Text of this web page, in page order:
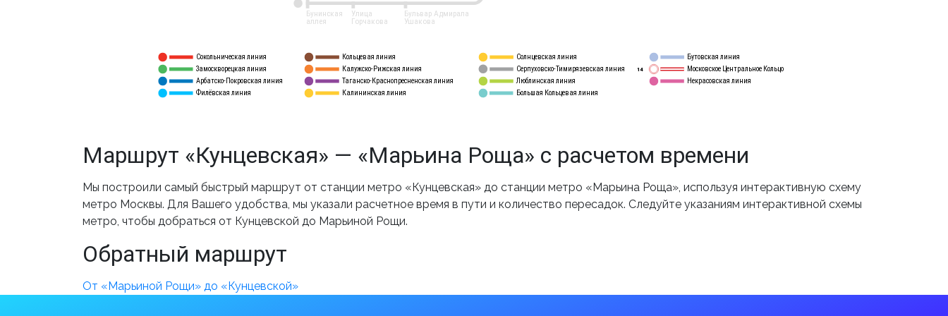
Сокольническая линия
Замоскворецкая линия
Арбатско-Покровская линия
Филёвская линия
Кольцевая линия
Калужско-Рижская линия
Таганско-Краснопресненская линия
Калининская линия
Солнцевская линия
Серпуховско-Тимирязевская линия
Люблинская линия
Бутовская линия
Московское Центральное Кольцо
Большая Кольцевая линия
Некрасовская линия
14
Бульвар Адмирала
Ушакова
Улица
Горчакова
Бунинская
аллея
Маршрут «Кунцевская» — «Марьина Роща» с расчетом времени
Мы построили самый быстрый маршрут от станции метро «Кунцевская» до станции метро «Марьина Роща», используя интерактивную схему
метро Москвы. Для Вашего удобства, мы указали расчетное время в пути и количество пересадок. Следуйте указаниям интерактивной схемы
метро, чтобы добраться от Кунцевской до Марьиной Рощи.
Обратный маршрут
От «Марьиной Рощи» до «Кунцевской»